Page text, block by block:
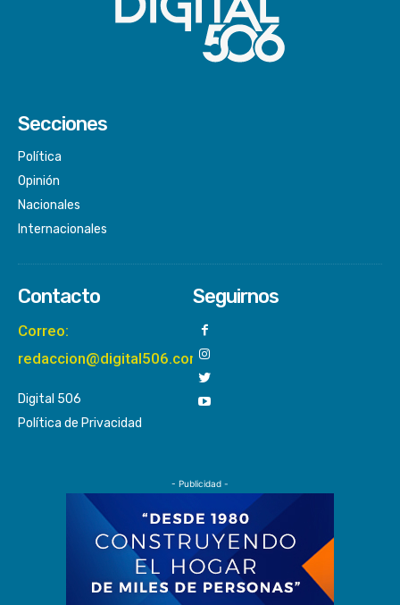
Secciones
Política
Opinión
Nacionales
Internacionales
Contacto
Correo:
redaccion@digital506.com
Digital 506
Política de Privacidad
Seguirnos
- Publicidad -